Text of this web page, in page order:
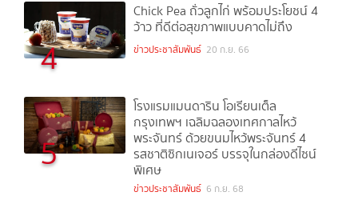
4
Chick Pea ถั่วลูกไก่ พร้อมประโยชน์ 4
ว้าว ที่ดีต่อสุขภาพแบบคาดไม่ถึง
ข่าวประชาสัมพันธ์ 20 ก.ย. 66
5
โรงแรมแมนดาริน โอเรียนเต็ล
กรุงเทพฯ เฉลิมฉลองเทศกาลไหว้
พระจันทร์ ด้วยขนมไหว้พระจันทร์ 4
รสชาติซิกเนเจอร์ บรรจุในกล่องดีไซน์
พิเศษ
ข่าวประชาสัมพันธ์ 6 ก.ย. 68